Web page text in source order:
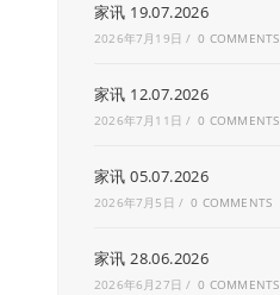
家讯 19.07.2026
2026年7月19日 / 0 COMMENTS
家讯 12.07.2026
2026年7月11日 / 0 COMMENTS
家讯 05.07.2026
2026年7月5日 / 0 COMMENTS
家讯 28.06.2026
2026年6月27日 / 0 COMMENTS